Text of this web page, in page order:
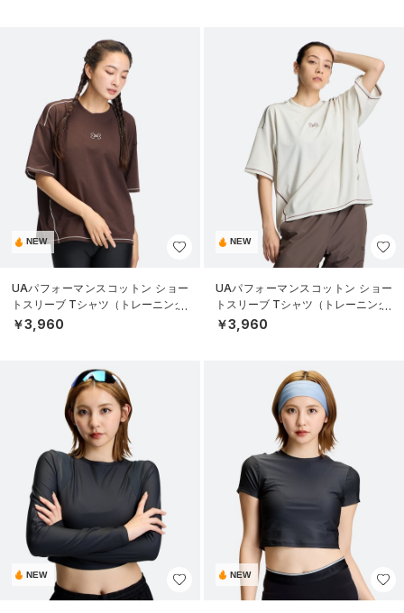
NEW
UAパフォーマンスコットン ショー
トスリーブ Tシャツ（トレーニング/
WOMEN）
￥3,960
NEW
UAパフォーマンスコットン ショー
トスリーブ Tシャツ（トレーニング/
WOMEN）
￥3,960
NEW NEW